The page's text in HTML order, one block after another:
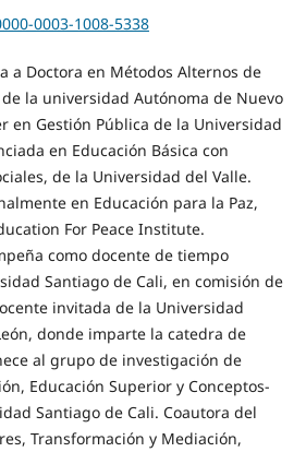
0003-1008-5338
a Doctora en Métodos Alternos de
la universidad Autónoma de Nuevo
en Gestión Pública de la Universidad
en Educación Básica con
de la Universidad del Valle.
en Educación para la Paz,
For Peace Institute.
como docente de tiempo
Santiago de Cali, en comisión de
invitada de la Universidad
donde imparte la catedra de
al grupo de investigación de
Educación Superior y Conceptos-
Santiago de Cali. Coautora del
Transformación y Mediación,